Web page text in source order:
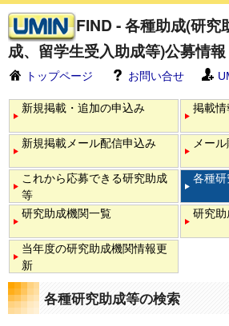
FIND - 各種助成(研究
成、留学生受入助成等)公募情報
トップページ お問い合せ
新規掲載・追加の申込み 掲載
新規掲載メール配信申込み メー
これから応募できる研究助成
等
各種
研究助成機関一覧 研究
当年度の研究助成機関情報更
新
各種研究助成等の検索